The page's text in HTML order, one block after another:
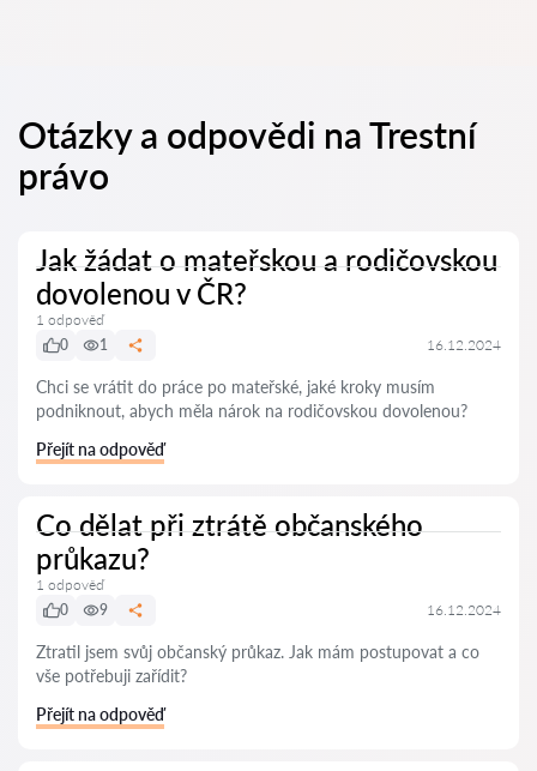
Otázky a odpovědi na Trestní
právo
Jak žádat o mateřskou a rodičovskou
dovolenou v ČR?
1 odpověď
0
1 16.12.2024
Chci se vrátit do práce po mateřské, jaké kroky musím
podniknout, abych měla nárok na rodičovskou dovolenou?
Přejít na odpověď
Co dělat při ztrátě občanského
průkazu?
1 odpověď
0
9 16.12.2024
Ztratil jsem svůj občanský průkaz. Jak mám postupovat a co
vše potřebuji zařídit?
Přejít na odpověď